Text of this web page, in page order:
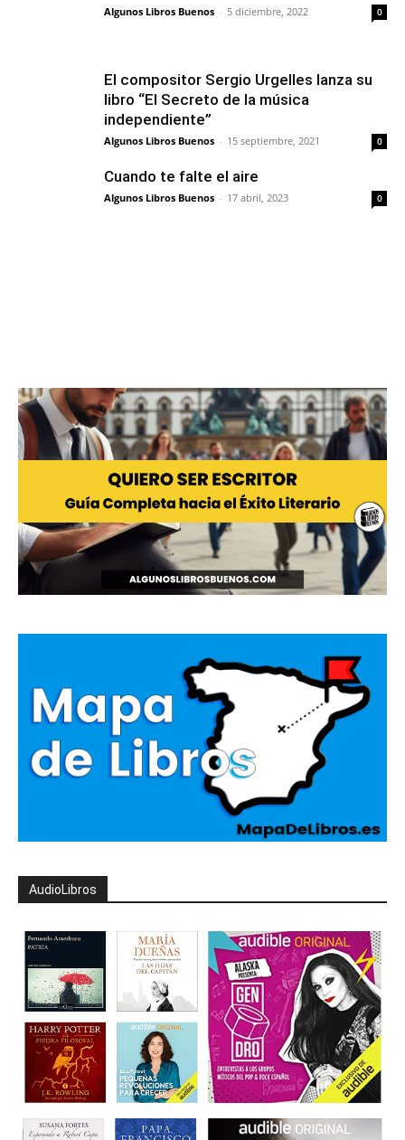
Algunos Libros Buenos - 5 diciembre, 2022 0
El compositor Sergio Urgelles lanza su
libro “El Secreto de la música
independiente”
Algunos Libros Buenos - 15 septiembre, 2021 0
Cuando te falte el aire
Algunos Libros Buenos - 17 abril, 2023 0
AudioLibros